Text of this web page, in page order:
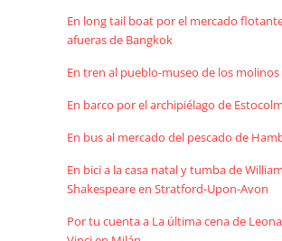
En long tail boat por el mercado
afueras de Bangkok
En tren al pueblo-museo de los
En barco por el archipiélago de
En bus al mercado del pescado de
En bici a la casa natal y tumba de William
Shakespeare en Stratford-Upon-Avon
Por tu cuenta a La última cena de